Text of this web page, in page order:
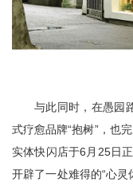
与此同时，在愚园
式疗愈品牌“抱树”，也
实体快闪店于6月25日
开辟了一处难得的“心灵